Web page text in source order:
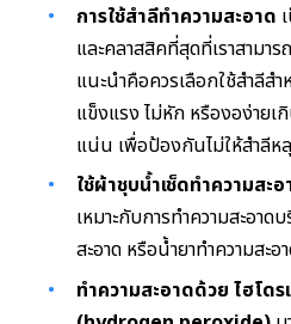
การใช้สำลีทำความสะอาด
และคลาสสิคที่สุดที่เราสามา
แนะนำคือควรเลือกใช้สำลีส
แข็งแรง ไม่หัก หรืององ่ายเ
แน่น เพื่อป้องกันไม่ให้สำลีห
ใช้ผ้าชุบน้ำเช็ดทำความสะอ
เหมาะกับการทำความสะอา
สะอาด หรือน้ำยาทำความสะอ
ทำความสะอาดด้วย ไฮโดร